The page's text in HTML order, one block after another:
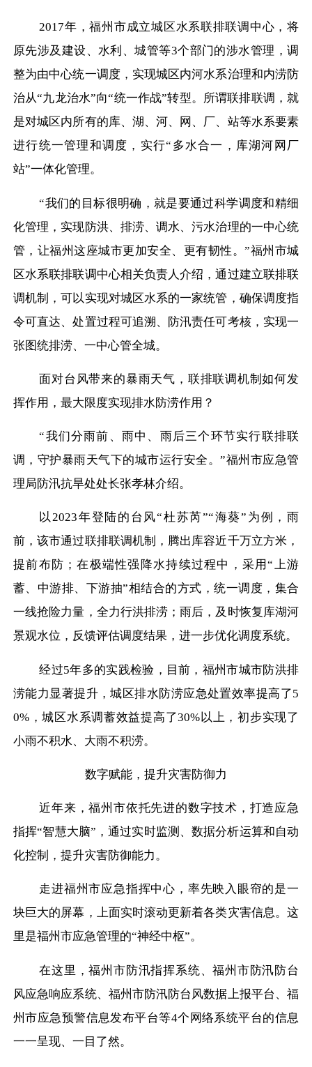
2017年，福州市成立城区水系联排联调中心，将
原先涉及建设、水利、城管等3个部门的涉水管理，调
整为由中心统一调度，实现城区内河水系治理和内涝防
治从“九龙治水”向“统一作战”转型。所谓联排联调，就
是对城区内所有的库、湖、河、网、厂、站等水系要素
进行统一管理和调度，实行“多水合一，库湖河网厂
站”一体化管理。
“我们的目标很明确，就是要通过科学调度和精细
化管理，实现防洪、排涝、调水、污水治理的一中心统
管，让福州这座城市更加安全、更有韧性。”福州市城
区水系联排联调中心相关负责人介绍，通过建立联排联
调机制，可以实现对城区水系的一家统管，确保调度指
令可直达、处置过程可追溯、防汛责任可考核，实现一
张图统排涝、一中心管全城。
面对台风带来的暴雨天气，联排联调机制如何发
挥作用，最大限度实现排水防涝作用？
“我们分雨前、雨中、雨后三个环节实行联排联
调，守护暴雨天气下的城市运行安全。”福州市应急管
理局防汛抗旱处处长张孝林介绍。
以2023年登陆的台风“杜苏芮”“海葵”为例，雨
前，该市通过联排联调机制，腾出库容近千万立方米，
提前布防；在极端性强降水持续过程中，采用“上游
蓄、中游排、下游抽”相结合的方式，统一调度，集合
一线抢险力量，全力行洪排涝；雨后，及时恢复库湖河
景观水位，反馈评估调度结果，进一步优化调度系统。
经过5年多的实践检验，目前，福州市城市防洪排
涝能力显著提升，城区排水防涝应急处置效率提高了5
0%，城区水系调蓄效益提高了30%以上，初步实现了
小雨不积水、大雨不积涝。
数字赋能，提升灾害防御力
近年来，福州市依托先进的数字技术，打造应急
指挥“智慧大脑”，通过实时监测、数据分析运算和自动
化控制，提升灾害防御能力。
走进福州市应急指挥中心，率先映入眼帘的是一
块巨大的屏幕，上面实时滚动更新着各类灾害信息。这
里是福州市应急管理的“神经中枢”。
在这里，福州市防汛指挥系统、福州市防汛防台
风应急响应系统、福州市防汛防台风数据上报平台、福
州市应急预警信息发布平台等4个网络系统平台的信息
一一呈现、一目了然。